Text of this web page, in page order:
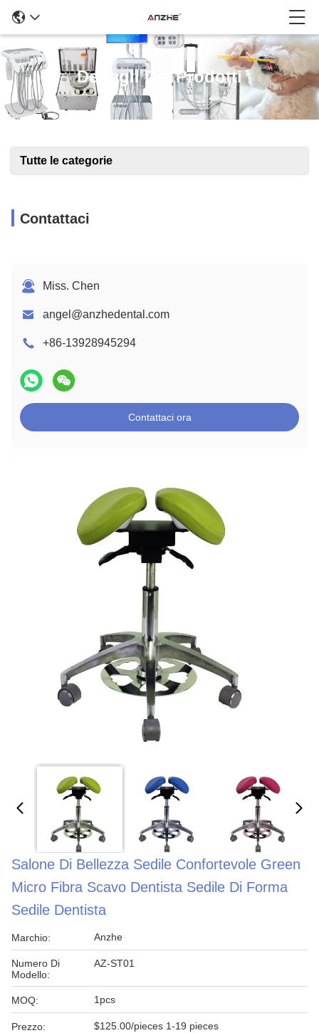
Dettagli Dei Prodotti
Tutte le categorie
Contattaci
Miss. Chen
angel@anzhedental.com
+86-13928945294
Contattaci ora
Salone Di Bellezza Sedile Confortevole Green
Micro Fibra Scavo Dentista Sedile Di Forma
Sedile Dentista
Marchio: Anzhe
Numero Di
Modello:
AZ-ST01
MOQ: 1pcs
Prezzo: $125.00/pieces 1-19 pieces